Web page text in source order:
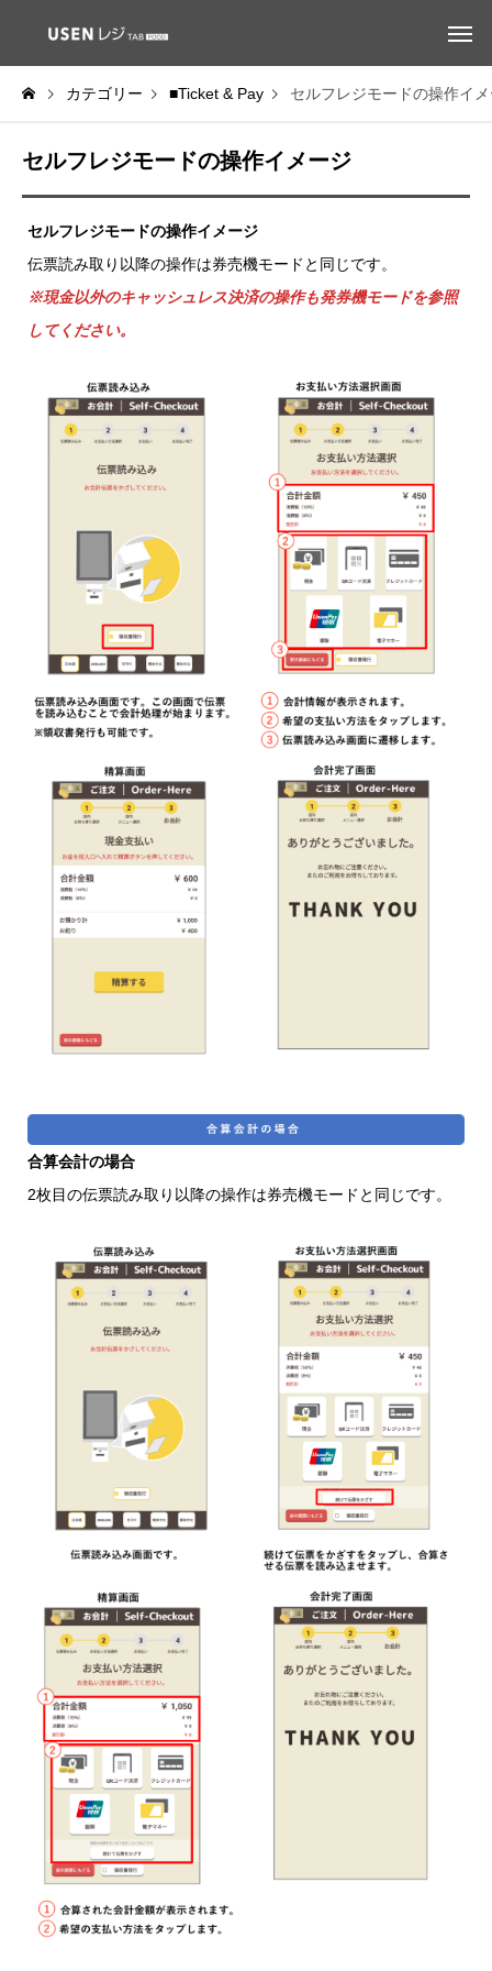
カテゴリー ■Ticket & Pay セルフレジモードの操作イ
セルフレジモードの操作イメージ
セルフレジモードの操作イメージ
伝票読み取り以降の操作は券売機モードと同じです。
※現金以外のキャッシュレス決済の操作も発券機モードを参照
してください。
合算会計の場合
2枚目の伝票読み取り以降の操作は券売機モードと同じです。